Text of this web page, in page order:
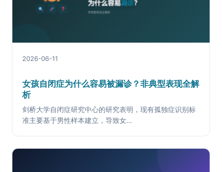
2026-06-11
女孩自闭症为什么容易被漏诊？非典型表现全解
析
剑桥大学自闭症研究中心的研究表明，现有孤独症识别标
准主要基于男性样本建立，导致女…